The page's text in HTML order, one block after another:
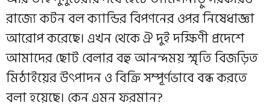
রাজ্যে কটন বল ক্যান্ডির বিপণনের ওপর নিষেধাজ্ঞা
আরোপ করেছে। এখন থেকে ঐ দুই দক্ষিণী প্রদেশে
আমাদের ছোট বেলার বহু আনন্দময় স্মৃতি বিজড়িত
মিঠাইয়ের উৎপাদন ও বিক্রি সম্পূর্ণভাবে বন্ধ করতে
বলা হয়েছে। কেন এমন ফরমান?